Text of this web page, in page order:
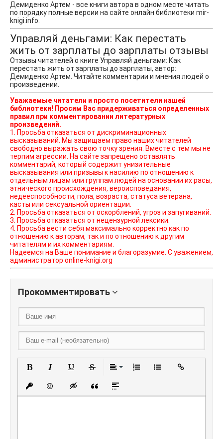
Демиденко Артем - все книги автора в одном месте читать
по порядку полные версии на сайте онлайн библиотеки mir-
knigi.info.
Управляй деньгами: Как перестать
жить от зарплаты до зарплаты отзывы
Отзывы читателей о книге Управляй деньгами: Как
перестать жить от зарплаты до зарплаты, автор:
Демиденко Артем. Читайте комментарии и мнения людей о
произведении.
Уважаемые читатели и просто посетители нашей
библиотеки! Просим Вас придерживаться определенных
правил при комментировании литературных
произведений.
1. Просьба отказаться от дискриминационных
высказываний. Мы защищаем право наших читателей
свободно выражать свою точку зрения. Вместе с тем мы не
терпим агрессии. На сайте запрещено оставлять
комментарий, который содержит унизительные
высказывания или призывы к насилию по отношению к
отдельным лицам или группам людей на основании их расы,
этнического происхождения, вероисповедания,
недееспособности, пола, возраста, статуса ветерана,
касты или сексуальной ориентации.
2. Просьба отказаться от оскорблений, угроз и запугиваний.
3. Просьба отказаться от нецензурной лексики.
4. Просьба вести себя максимально корректно как по
отношению к авторам, так и по отношению к другим
читателям и их комментариям.
Надеемся на Ваше понимание и благоразумие. С уважением,
администратор online-knigi.org
Прокомментировать
Вставить защищенную ссылку
Вставить смайлик
Вставка скрытого текста
Вставка цитаты
Вставка спойлера